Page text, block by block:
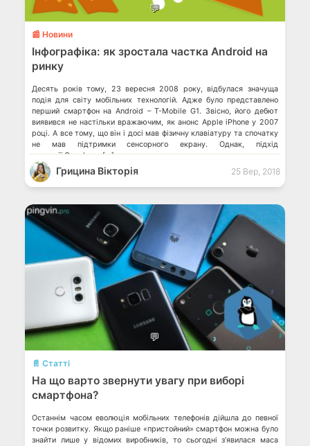
💬
📰 Новини
Інфографіка: як зростала частка Android на
ринку
Десять років тому, 23 вересня 2008 року, відбулася значуща
подія для світу мобільних технологій. Адже було представлено
перший смартфон на Android – T-Mobile G1. Звісно, його дебют
виявився не настільки вражаючим, як анонс Apple iPhone у 2007
році. А все тому, що він і досі мав фізичну клавіатуру та спочатку
не мав підтримки сенсорного екрану. Однак, підхід
компанії Google до […]
Грицина Вікторія 25 Вер, 2018
💬
📄 Статті
На що варто звернути увагу при виборі
смартфона?
Останнім часом еволюція мобільних телефонів дійшла до певної
точки розвитку. Якщо раніше «пристойний» смартфон можна було
знайти лише у відомих виробників, то сьогодні з’явилася маса